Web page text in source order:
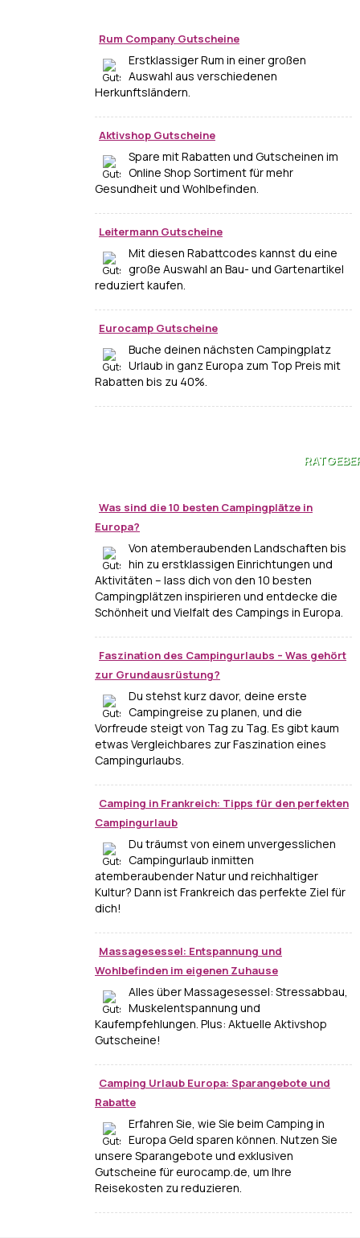
Rum Company Gutscheine
Erstklassiger Rum in einer großen
Auswahl aus verschiedenen
Herkunftsländern.
Aktivshop Gutscheine
Spare mit Rabatten und Gutscheinen im
Online Shop Sortiment für mehr
Gesundheit und Wohlbefinden.
Leitermann Gutscheine
Mit diesen Rabattcodes kannst du eine
große Auswahl an Bau- und Gartenartikel
reduziert kaufen.
Eurocamp Gutscheine
Buche deinen nächsten Campingplatz
Urlaub in ganz Europa zum Top Preis mit
Rabatten bis zu 40%.
Was sind die 10 besten Campingplätze in
Europa?
Von atemberaubenden Landschaften bis
hin zu erstklassigen Einrichtungen und
Aktivitäten – lass dich von den 10 besten
Campingplätzen inspirieren und entdecke die
Schönheit und Vielfalt des Campings in Europa.
Faszination des Campingurlaubs – Was gehört
zur Grundausrüstung?
Du stehst kurz davor, deine erste
Campingreise zu planen, und die
Vorfreude steigt von Tag zu Tag. Es gibt kaum
etwas Vergleichbares zur Faszination eines
Campingurlaubs.
Camping in Frankreich: Tipps für den perfekten
Campingurlaub
Du träumst von einem unvergesslichen
Campingurlaub inmitten
atemberaubender Natur und reichhaltiger
Kultur? Dann ist Frankreich das perfekte Ziel für
dich!
Massagesessel: Entspannung und
Wohlbefinden im eigenen Zuhause
Alles über Massagesessel: Stressabbau,
Muskelentspannung und
Kaufempfehlungen. Plus: Aktuelle Aktivshop
Gutscheine!
Camping Urlaub Europa: Sparangebote und
Rabatte
Erfahren Sie, wie Sie beim Camping in
Europa Geld sparen können. Nutzen Sie
unsere Sparangebote und exklusiven
Gutscheine für eurocamp.de, um Ihre
Reisekosten zu reduzieren.